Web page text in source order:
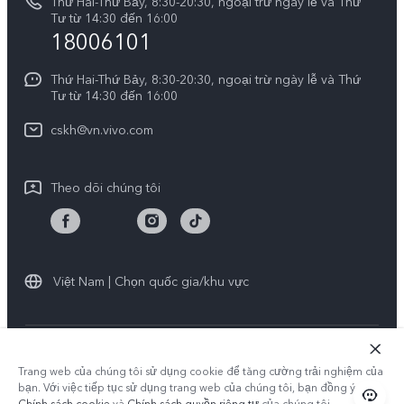
Y39 5G
Y29
Tra cứu giá linh kiện
Xác thực bằng IMEI
Dịch vụ cuộc hẹn
Truy vấn tiến độ sửa chữa
Chính sách bảo hành của vivo
Tải LUTs để khôi phục Log
Về chúng tôi
Tính Bền Vững
Tư từ 14:30 đến 16:00
18006101
Thứ Hai-Thứ Bảy, 8:30-20:30, ngoại trừ ngày lễ và Thứ
Tư từ 14:30 đến 16:00
cskh@vn.vivo.com
Theo dõi chúng tôi
Việt Nam | Chọn quốc gia/khu vực
Chính sách quyền riêng tư của vivo
| Chính sách cookie |
Hỗ trợ Quyền riêng tư | Điều khoản giao dịch
Trang web của chúng tôi sử dụng cookie để tăng cường trải nghiệm của
bạn. Với việc tiếp tục sử dụng trang web của chúng tôi, bạn đồng ý với